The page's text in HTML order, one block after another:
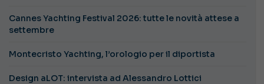
Cannes Yachting Festival 2026: tutte le novità attese a
settembre
Montecristo Yachting, l’orologio per il diportista
Design aLOT: intervista ad Alessandro Lottici